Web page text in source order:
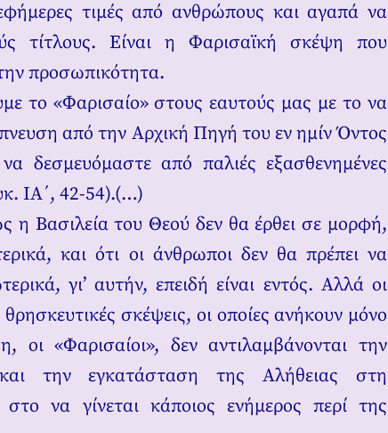
τιμές από ανθρώπους και αγαπά να
τίτλους. Είναι η Φαρισαϊκή σκέψη που
προσωπικότητα.
το «Φαρισαίο» στους εαυτούς μας με το να
από την Αρχική Πηγή του εν ημίν Όντος
δεσμευόμαστε από παλιές εξασθενημένες
ΙΑ΄, 42-54).(…)
η Βασιλεία του Θεού δεν θα έρθει σε μορφή,
και ότι οι άνθρωποι δεν θα πρέπει να
γι’ αυτήν, επειδή είναι εντός. Αλλά οι
σκέψεις, οι οποίες ανήκουν μόνο
οι «Φαρισαίοι», δεν αντιλαμβάνονται την
την εγκατάσταση της Αλήθειας στη
να γίνεται κάποιος ενήμερος περί της